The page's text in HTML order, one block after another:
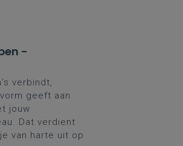
-
verbindt,
geeft aan
jouw
Dat verdient
van harte uit op